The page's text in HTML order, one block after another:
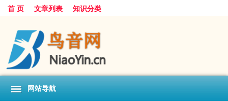
首 页 文章列表 知识分类
网站导航